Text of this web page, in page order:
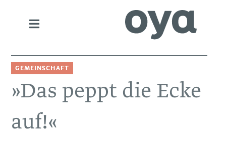
GEMEINSCHAFT
»Das peppt die Ecke
auf!«